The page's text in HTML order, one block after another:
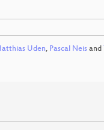
Uden, Pascal Neisand